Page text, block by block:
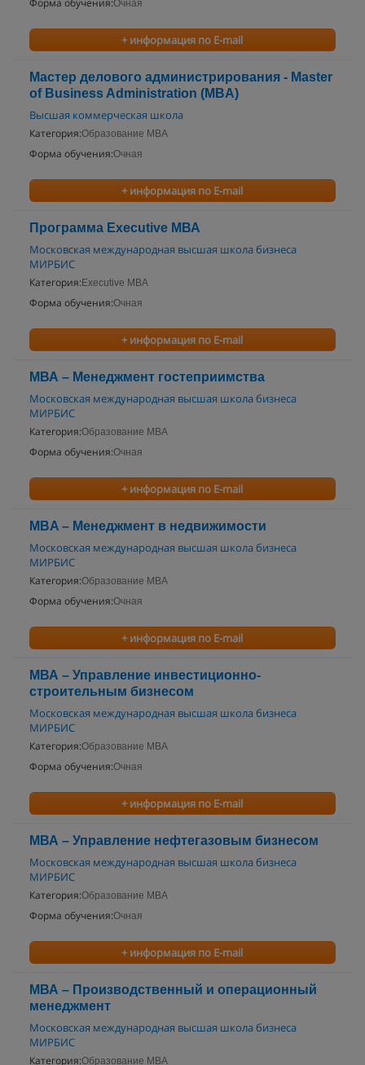
Форма обучения:Очная
+ информация по E-mail
Мастер делового администрирования - Master
of Business Administration (MBA)
Высшая коммерческая школа
Категория:Образование MBA
Форма обучения:Очная
+ информация по E-mail
Программа Executive МВА
Московская международная высшая школа бизнеса
МИРБИС
Категория: Executive MBA
Форма обучения:Очная
+ информация по E-mail
МВА – Менеджмент гостеприимства
Московская международная высшая школа бизнеса
МИРБИС
Категория:Образование MBA
Форма обучения:Очная
+ информация по E-mail
MBA – Менеджмент в недвижимости
Московская международная высшая школа бизнеса
МИРБИС
Категория:Образование MBA
Форма обучения:Очная
+ информация по E-mail
МВА – Управление инвестиционно-
строительным бизнесом
Московская международная высшая школа бизнеса
МИРБИС
Категория:Образование MBA
Форма обучения:Очная
+ информация по E-mail
МВА – Управление нефтегазовым бизнесом
Московская международная высшая школа бизнеса
МИРБИС
Категория:Образование MBA
Форма обучения:Очная
+ информация по E-mail
МВА – Производственный и операционный
менеджмент
Московская международная высшая школа бизнеса
МИРБИС
Категория:Образование MBA